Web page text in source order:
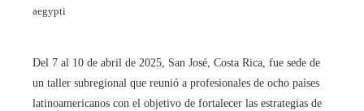
aegypti
​Del 7 al 10 de abril de 2025, San José, Costa Rica, fue sede de
un taller subregional que reunió a profesionales de ocho países
latinoamericanos con el objetivo de fortalecer las estrategias de